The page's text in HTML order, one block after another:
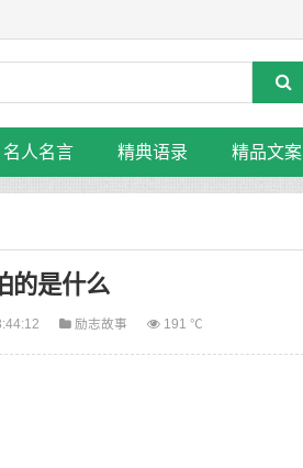
名人名言 精典语录 精品文案
的是什么
励志故事 191 ℃